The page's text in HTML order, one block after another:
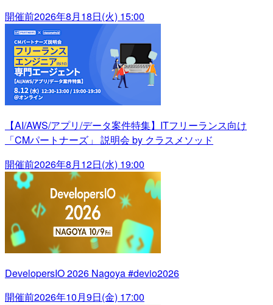
開催前2026年8月18日(火) 15:00
【AI/AWS/アプリ/データ案件特集】ITフリーランス向け
「CMパートナーズ」 説明会 by クラスメソッド
開催前2026年8月12日(水) 19:00
DevelopersIO 2026 Nagoya #devio2026
開催前2026年10月9日(金) 17:00